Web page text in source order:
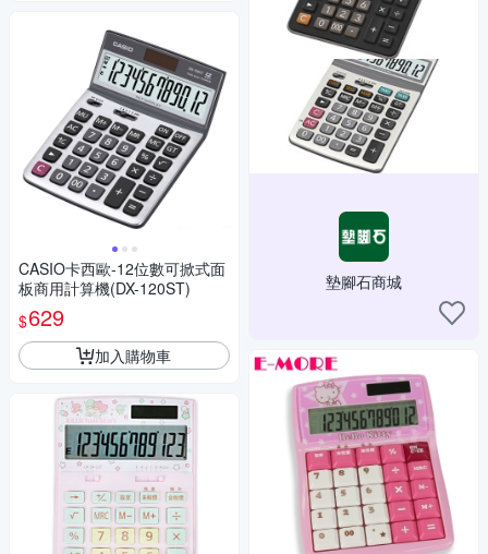
CASIO卡西歐-12位數可掀式面
板商用計算機(DX-120ST)
$629
加入購物車
墊腳石商城